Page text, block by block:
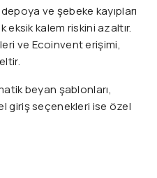
ve şebeke kayıpları
eksik kalem riskini azaltır.
ve Ecoinvent erişimi,
beyan şablonları,
giriş seçenekleri ise özel